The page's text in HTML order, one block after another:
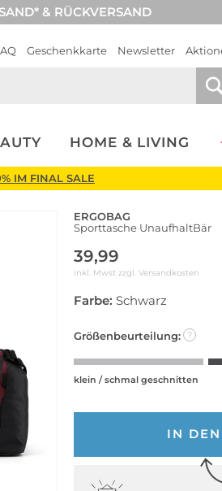
& RÜCKVERSAND
Geschenkkarte Newsletter
HOME & LIVING
IM FINAL SALE
ERGOBAG
Sporttasche UnaufhaltBär
39,99
inkl. Mwst zzgl. Versandkosten
Farbe: Schwarz
Größenbeurteilung: ?
klein / schmal geschnitten
IN